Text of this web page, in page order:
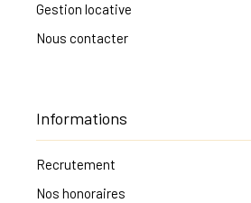
Gestion locative
Nous contacter
Informations
Recrutement
Nos honoraires